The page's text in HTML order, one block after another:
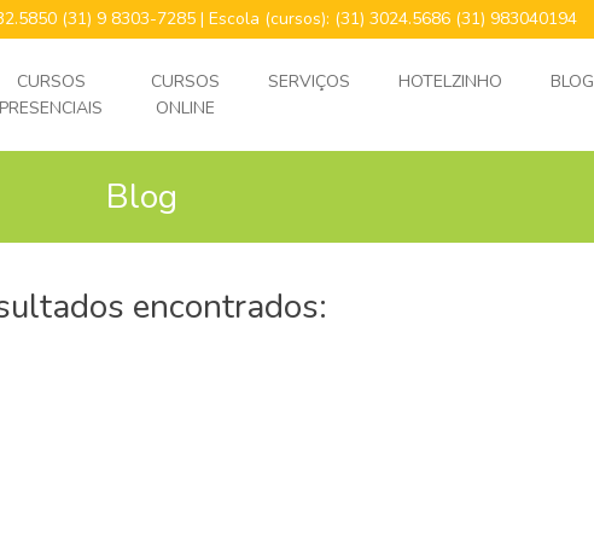
(31) 9 8303-7285 | Escola (cursos): (31) 3024.5686 (31) 983040194
CURSOS
PRESENCIAIS
CURSOS
ONLINE
SERVIÇOS HOTELZINHO BLOG
Blog
encontrados: